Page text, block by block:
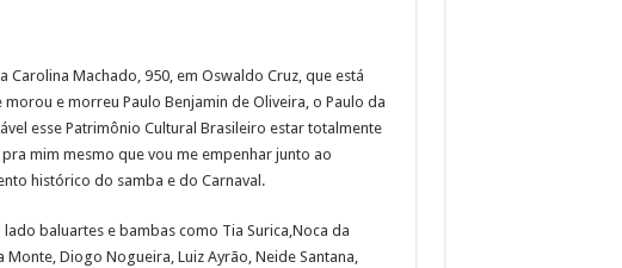
Machado, 950, em Oswaldo Cruz, que está
e morreu Paulo Benjamin de Oliveira, o Paulo da
esse Patrimônio Cultural Brasileiro estar totalmente
mim mesmo que vou me empenhar junto ao
histórico do samba e do Carnaval.
baluartes e bambas como Tia Surica,Noca da
Diogo Nogueira, Luiz Ayrão, Neide Santana,